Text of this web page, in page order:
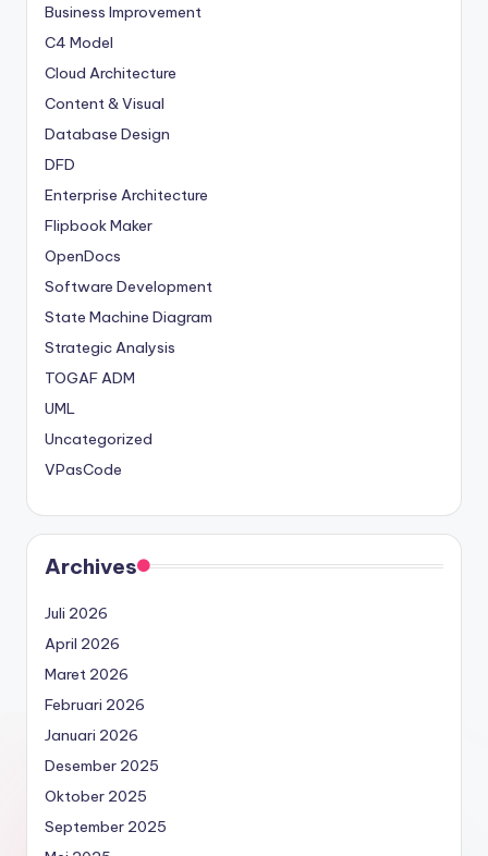
Business Improvement
C4 Model
Cloud Architecture
Content & Visual
Database Design
DFD
Enterprise Architecture
Flipbook Maker
OpenDocs
Software Development
State Machine Diagram
Strategic Analysis
TOGAF ADM
UML
Uncategorized
VPasCode
Archives
Juli 2026
April 2026
Maret 2026
Februari 2026
Januari 2026
Desember 2025
Oktober 2025
September 2025